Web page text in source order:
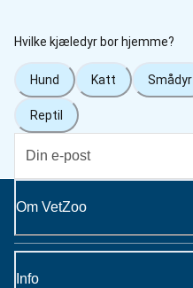
Hvilke kjæledyr bor hjemme?
Hund Katt Smådyr
Reptil
Om VetZoo
Info